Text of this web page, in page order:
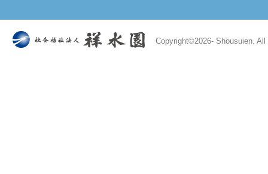
Copyright©2026- Shousuien.